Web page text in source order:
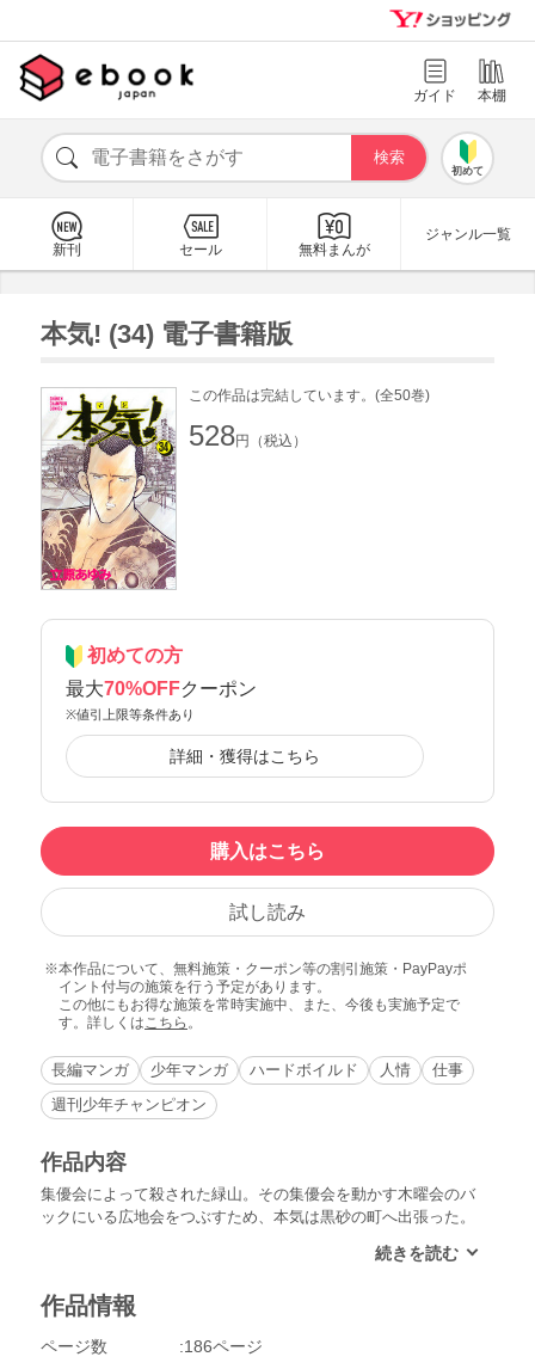
ガイド 本棚
初めて
新刊 セール 無料まんが
ジャンル一覧
本気! (34) 電子書籍版
この作品は完結しています。(全50巻)
528円（税込）
初めての方
最大70%OFFクーポン
※値引上限等条件あり
詳細・獲得はこちら
購入はこちら
試し読み
本作品について、無料施策・クーポン等の割引施策・PayPayポ
イント付与の施策を行う予定があります。
この他にもお得な施策を常時実施中、また、今後も実施予定で
す。詳しくはこちら 。
長編マンガ 少年マンガ ハードボイルド 人情
仕事
週刊少年チャンピオン
作品内容
集優会によって殺された緑山。その集優会を動かす木曜会のバ
ックにいる広地会をつぶすため、本気は黒砂の町へ出張った。
下部組織に目をつけ、海猫組と観音組を破門に追い込んだ。ど
作品情報
ページ数
186ページ